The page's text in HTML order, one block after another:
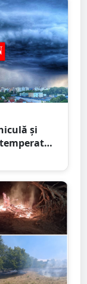
și